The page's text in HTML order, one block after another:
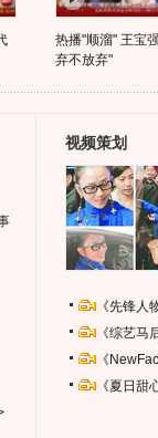
热播"顺溜" 王宝
弃不放弃"
视频策划
《先锋
《综艺
《
《夏日